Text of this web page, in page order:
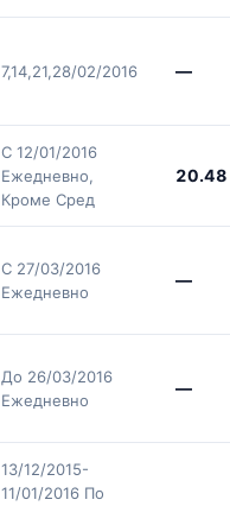
7,14,21,28/02/2016 —
С 12/01/2016
Ежедневно,
Кроме Сред
20.48
С 27/03/2016
Ежедневно
—
До 26/03/2016
Ежедневно
—
13/12/2015-
11/01/2016 По